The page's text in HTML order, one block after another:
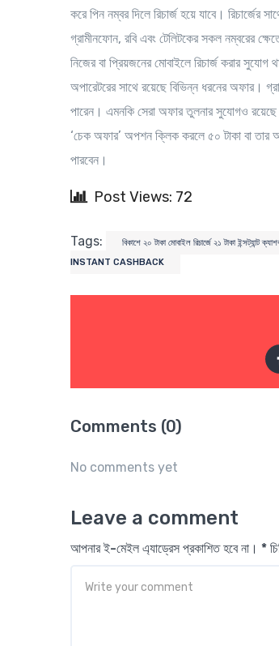
করে পিন নম্বর দিলে রিচার্জ হয়ে যাবে। রিচার্জের
গ্রামীনফোন, রবি এবং টেলিটকের সকল নম্বরের
নিজের বা প্রিয়জনের মোবাইলে রিচার্জ করার
অপারেটরের সাথে রয়েছে বিভিন্ন ধরনের অফার।
পারেন। এমনকি সেরা অফার তুলনার সুযোগও
‘চেক অফার’ অপশন ক্লিক করলে ৫০ টাকা বা তার
পারবেন।
Post Views: 72
Tags: বিকাশে ২০ টাকা মোবাইল রিচার্জে ২১ টাকা ইন্সট্যান্ট
INSTANT CASHBACK
Comments (0)
No comments yet
Leave a comment
আপনার ই-মেইল এ্যাড্রেস প্রকাশিত হবে না। *